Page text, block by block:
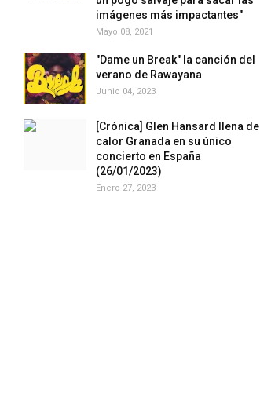
imágenes más impactantes"
Mayo 08, 2021
"Dame un Break" la canción del
verano de Rawayana
Junio 04, 2023
[Crónica] Glen Hansard llena de
calor Granada en su único
concierto en España
(26/01/2023)
Enero 27, 2023